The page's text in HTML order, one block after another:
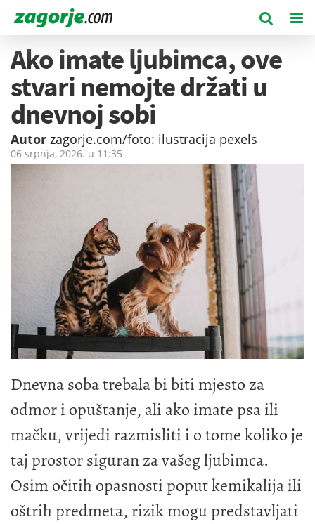
Ako imate ljubimca, ove
stvari nemojte držati u
dnevnoj sobi
Autor zagorje.com/foto: ilustracija pexels
06 srpnja, 2026. u 11:35
Dnevna soba trebala bi biti mjesto za
odmor i opuštanje, ali ako imate psa ili
mačku, vrijedi razmisliti i o tome koliko je
taj prostor siguran za vašeg ljubimca.
Osim očitih opasnosti poput kemikalija ili
oštrih predmeta, rizik mogu predstavljati